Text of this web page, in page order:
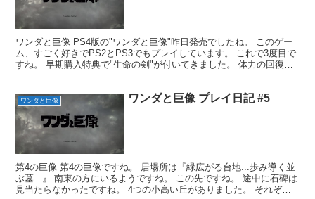
ワンダと巨像 PS4版の"ワンダと巨像"昨日発売でしたね。 このゲー
ム、すごく好きでPS2とPS3でもプレイしています。 これで3度目で
すね。 早期購入特典で"生命の剣"が付いてきました。 体力の回復速
ワンダと巨像 ワンダと巨像 プレイ日記 #5
第4の巨像 第4の巨像ですね。 居場所は『緑広がる台地...歩み導く並
ぶ墓...』 南東の方にいるようですね。 この先ですね。 途中に石碑は
見当たらなかったですね。 4つの小高い丘がありました。 それぞれ